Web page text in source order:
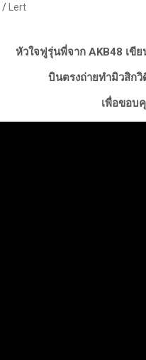
Lert
หัวใจฟูรุ่นพี่จาก AKB48 เขี
บินตรงถ่ายทำมิวสิก
เพื่อขอบ